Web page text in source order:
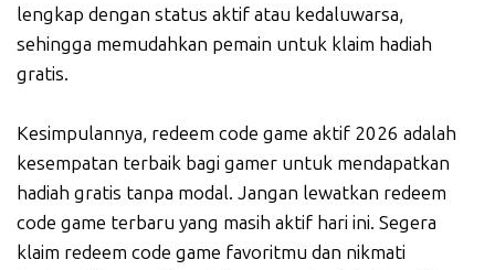
lengkap dengan status aktif atau kedaluwarsa,
sehingga memudahkan pemain untuk klaim hadiah
gratis.
Kesimpulannya, redeem code game aktif 2026 adalah
kesempatan terbaik bagi gamer untuk mendapatkan
hadiah gratis tanpa modal. Jangan lewatkan redeem
code game terbaru yang masih aktif hari ini. Segera
klaim redeem code game favoritmu dan nikmati